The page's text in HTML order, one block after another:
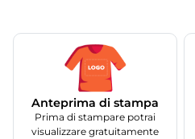
Anteprima di stampa
Prima di stampare potrai
visualizzare gratuitamente